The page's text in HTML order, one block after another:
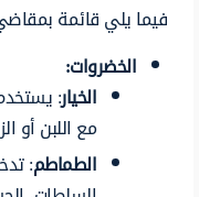
فيما يلي قائمة
الخضروات:
الخيار:
مع اللبن أو
الطماطم: